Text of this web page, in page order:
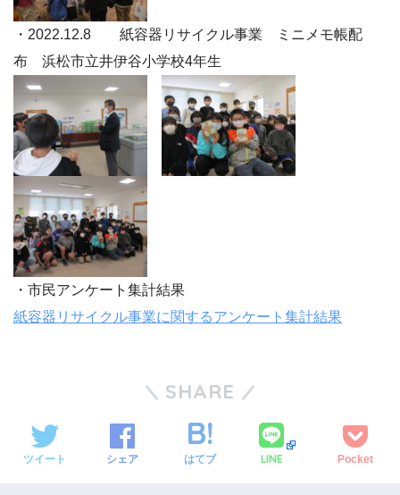
・2022.12.8 紙容器リサイクル事業 ミニメモ帳配
布 浜松市立井伊谷小学校4年生
・市民アンケート集計結果
紙容器リサイクル事業に関するアンケート集計結果
SHARE
ツイート シェア はてブ LINE Pocket